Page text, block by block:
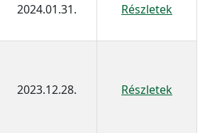
2024.01.31. Részletek
2023.12.28. Részletek